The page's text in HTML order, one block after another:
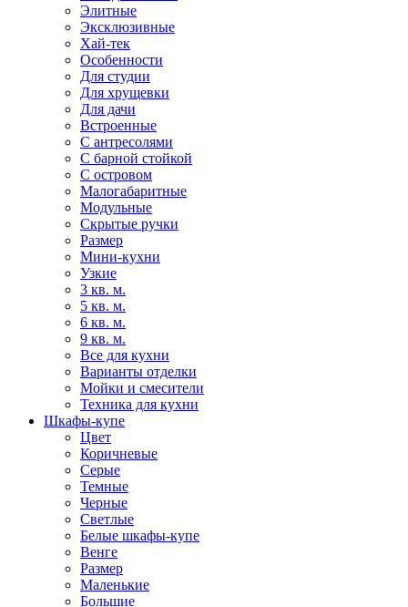
Элитные
Эксклюзивные
Хай-тек
Особенности
Для студии
Для хрущевки
Для дачи
Встроенные
С антресолями
С барной стойкой
С островом
Малогабаритные
Модульные
Скрытые ручки
Размер
Мини-кухни
Узкие
3 кв. м.
5 кв. м.
6 кв. м.
9 кв. м.
Все для кухни
Варианты отделки
Мойки и смесители
Техника для кухни
Шкафы-купе
Цвет
Коричневые
Серые
Темные
Черные
Светлые
Белые шкафы-купе
Венге
Размер
Маленькие
Большие